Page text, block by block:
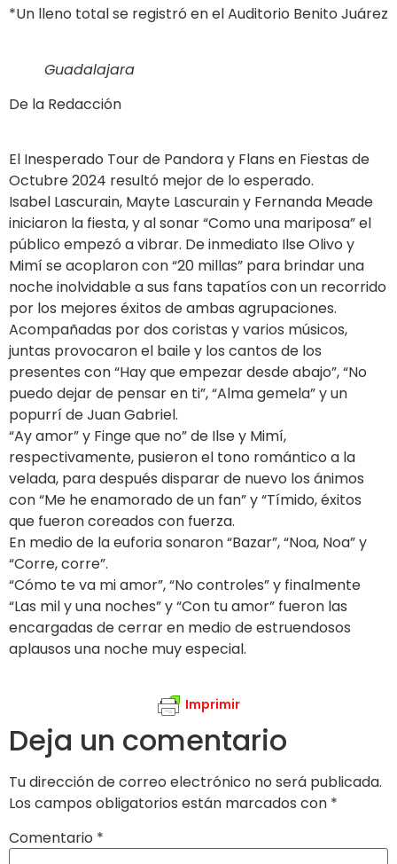
*Un lleno total se registró en el Auditorio Benito Juárez
Guadalajara
De la Redacción
El Inesperado Tour de Pandora y Flans en Fiestas de
Octubre 2024 resultó mejor de lo esperado.
Isabel Lascurain, Mayte Lascurain y Fernanda Meade
iniciaron la fiesta, y al sonar “Como una mariposa” el
público empezó a vibrar. De inmediato Ilse Olivo y
Mimí se acoplaron con “20 millas” para brindar una
noche inolvidable a sus fans tapatíos con un recorrido
por los mejores éxitos de ambas agrupaciones.
Acompañadas por dos coristas y varios músicos,
juntas provocaron el baile y los cantos de los
presentes con “Hay que empezar desde abajo”, “No
puedo dejar de pensar en ti”, “Alma gemela” y un
popurrí de Juan Gabriel.
“Ay amor” y Finge que no” de Ilse y Mimí,
respectivamente, pusieron el tono romántico a la
velada, para después disparar de nuevo los ánimos
con “Me he enamorado de un fan” y “Tímido, éxitos
que fueron coreados con fuerza.
En medio de la euforia sonaron “Bazar”, “Noa, Noa” y
“Corre, corre”.
“Cómo te va mi amor”, “No controles” y finalmente
“Las mil y una noches” y “Con tu amor” fueron las
encargadas de cerrar en medio de estruendosos
aplausos una noche muy especial.
Imprimir
Deja un comentario
Tu dirección de correo electrónico no será publicada.
Los campos obligatorios están marcados con *
Comentario *